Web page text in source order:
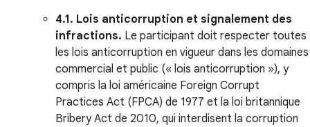
4.1. Lois anticorruption et signalement des
infractions. Le participant doit respecter toutes
les lois anticorruption en vigueur dans les domaines
commercial et public (« lois anticorruption »), y
compris la loi américaine Foreign Corrupt
Practices Act (FPCA) de 1977 et la loi britannique
Bribery Act de 2010, qui interdisent la corruption